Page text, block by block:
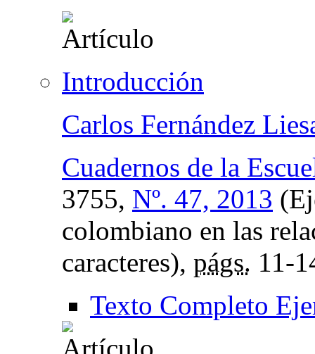
Introducción
Carlos Fernández
Cuadernos de la
3755, Nº. 47, 2013
colombiano en las
caracteres), págs. 11-
Texto Completo